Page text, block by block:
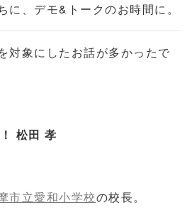
に、デモ&トークのお時間に。
対象にしたお話が多かったで
松田 孝
市立愛和小学校の校長。